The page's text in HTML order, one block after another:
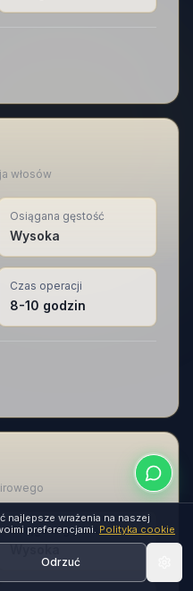
najlepsze wrażenia na naszej
preferencjami. Polityka cookie
Odrzuć
włosów
Osiągana gęstość
Wysoka
Czas operacji
8-10 godzin
Osiągana gęstość